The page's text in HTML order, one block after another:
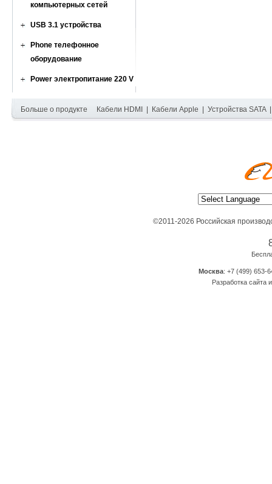
компьютерных сетей
USB 3.1 устройства
Phone телефонное
оборудование
Power электропитание 220 V
Больше о продукте Кабели HDMI Кабели Apple Устройства SATA
©2011-2026 Российская
Москва: +7 (499) 653-
Разработка сайта